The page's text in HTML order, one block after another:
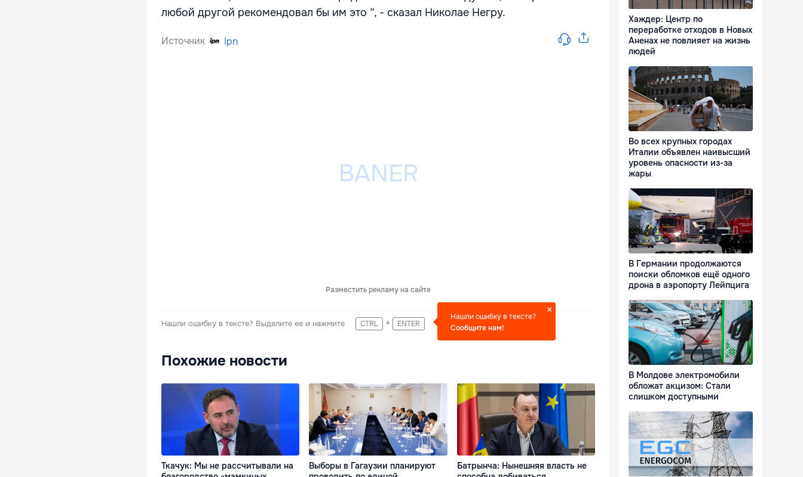
любой другой рекомендовал бы им это ”, - сказал Николае Негру.
Источник Ipn
Разместить рекламу на сайте
Нашли ошибку в тексте? Выделите ее и нажмите CTRL + ENTER
Нашли ошибку в тексте?
Сообщите нам!
Похожие новости
Ткачук: Мы не рассчитывали на
Выборы в Гагаузии планируют
Батрынча: Нынешняя власть не
Хаждер: Центр по
переработке отходов в Новых
Аненах не повлияет на жизнь
людей
Во всех крупных городах
Италии объявлен наивысший
уровень опасности из-за
жары
В Германии продолжаются
поиски обломков ещё одного
дрона в аэропорту Лейпцига
В Молдове электромобили
обложат акцизом: Стали
слишком доступными